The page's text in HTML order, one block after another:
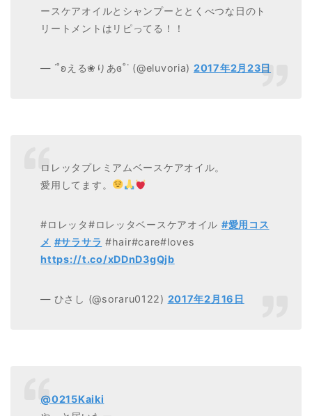
ースケアオイルとシャンプーととくべつな日のト
リートメントはリピってる！！
— ˙˚ʚえる❀りあɞ˚˙ (@eluvoria) 2017年2月23日
ロレッタプレミアムベースケアオイル。
愛用してます。
#ロレッタ#ロレッタベースケアオイル #愛用コス
メ #サラサラ #hair#care#loves
https://t.co/xDDnD3gQjb
— ひさし (@soraru0122) 2017年2月16日
@0215Kaiki